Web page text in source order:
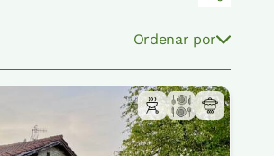
Ordenar por